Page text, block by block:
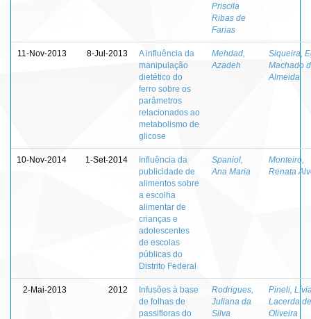
Priscila
Ribas de
Farias
11-Nov-2013 8-Jul-2013
A influência da
manipulação
dietético do
ferro sobre os
parâmetros
relacionados ao
metabolismo de
glicose
Mehdad,
Azadeh
Siqueira,
Machado
Almeida
10-Nov-2014 1-Set-2014
Influência da
publicidade de
alimentos sobre
a escolha
alimentar de
crianças e
adolescentes
de escolas
públicas do
Distrito Federal
Spaniol,
Ana Maria
Monteiro,
Renata
2-Mai-2013 2012
Infusões à base
de folhas de
passifloras do
Rodrigues,
Juliana da
Silva
Pineli,
Lacerda de
Oliveira